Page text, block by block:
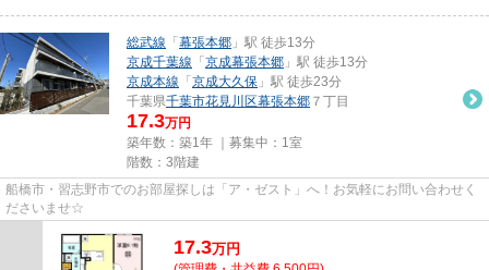
総武線 「 幕張本郷 」駅 徒歩13分
京成千葉線 「 京成幕張本郷 」駅 徒歩13分
京成本線 「 京成大久保 」駅 徒歩23分
千葉県千葉市花見川区幕張本郷 ７丁目
17.3万円
築年数：築1年 ｜募集中： 1室
階数：3階建
船橋市・習志野市でのお部屋探しは「ア・ゼスト」へ！お気軽にお問い合わせく
ださいませ☆
17.3万円